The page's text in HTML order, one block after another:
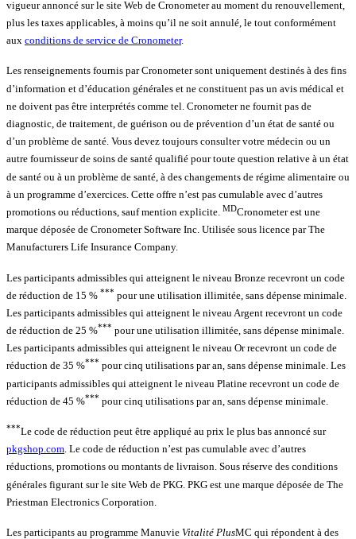
vigueur annoncé sur le site Web de Cronometer au moment du renouvellement,
plus les taxes applicables, à moins qu’il ne soit annulé, le tout conformément
aux conditions de service de Cronometer.
Les renseignements fournis par Cronometer sont uniquement destinés à des fins
d’information et d’éducation générales et ne constituent pas un avis médical et
ne doivent pas être interprétés comme tel. Cronometer ne fournit pas de
diagnostic, de traitement, de guérison ou de prévention d’un état de santé ou
d’un problème de santé. Vous devez toujours consulter votre médecin ou un
autre fournisseur de soins de santé qualifié pour toute question relative à un état
de santé ou à un problème de santé, à des changements de régime alimentaire ou
à un programme d’exercices. Cette offre n’est pas cumulable avec d’autres
promotions ou réductions, sauf mention explicite. MDCronometer est une
marque déposée de Cronometer Software Inc. Utilisée sous licence par The
Manufacturers Life Insurance Company.
Les participants admissibles qui atteignent le niveau Bronze recevront un code
de réduction de 15 % *** pour une utilisation illimitée, sans dépense minimale.
Les participants admissibles qui atteignent le niveau Argent recevront un code
de réduction de 25 %*** pour une utilisation illimitée, sans dépense minimale.
Les participants admissibles qui atteignent le niveau Or recevront un code de
réduction de 35 %*** pour cinq utilisations par an, sans dépense minimale. Les
participants admissibles qui atteignent le niveau Platine recevront un code de
réduction de 45 %*** pour cinq utilisations par an, sans dépense minimale.
***Le code de réduction peut être appliqué au prix le plus bas annoncé sur
pkgshop.com. Le code de réduction n’est pas cumulable avec d’autres
réductions, promotions ou montants de livraison. Sous réserve des conditions
générales figurant sur le site Web de PKG. PKG est une marque déposée de The
Priestman Electronics Corporation.
Les participants au programme Manuvie Vitalité PlusMC qui répondent à des